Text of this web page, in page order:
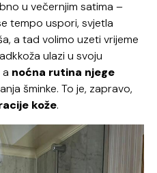
u večernjim satima –
tempo uspori, svjetla
a tad volimo uzeti vrijeme
ulazi u svoju
noćna rutina njege
šminke. To je, zapravo,
kože.